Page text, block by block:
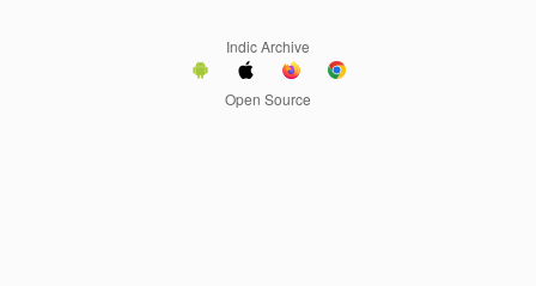
Indic Archive
Open Source